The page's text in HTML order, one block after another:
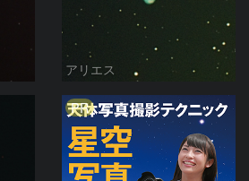
アリエス
PR